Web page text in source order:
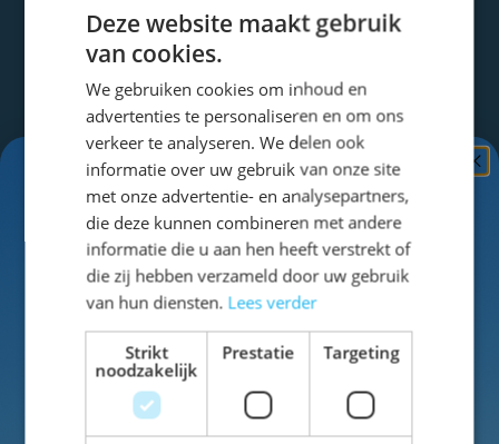
Altijd op de hoogte blijven?
Blijf op de hoogte van het laatste nieuws!
Regelmatig ontvangt u van ons een mail met
mooie aanbiedingen en nieuwe artikelen.
E-mailadres
Aanmelden
Dit formulier is beveiligd met reCAPTCHA - het
Privacybeleiden de Servicevoorwaarden van
zijn van toepassing.
Deze website maakt gebruik
van cookies.
We gebruiken cookies om inhoud en
advertenties te personaliseren en om ons
verkeer te analyseren. We delen ook
informatie over uw gebruik van onze site
met onze advertentie- en analysepartners,
die deze kunnen combineren met andere
informatie die u aan hen heeft verstrekt of
die zij hebben verzameld door uw gebruik
van hun diensten. Lees verder
Strikt
noodzakelijk
Prestatie Targeting
Ontvang5%
KORTING!
Schrijf je nuin voor de nieuwsbrief en ontvang toegang
tot exclusieve kortingen!
Voor- en achternaam